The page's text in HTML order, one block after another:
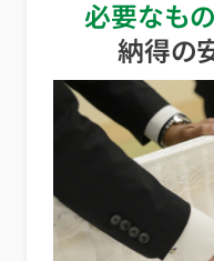
必要なも
納得の